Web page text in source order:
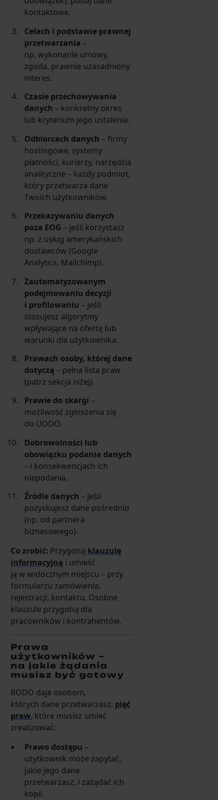
kontaktowe.
Celach i podstawie prawnej
przetwarzania –
np. wykonanie umowy,
zgoda, prawnie uzasadniony
interes.
Czasie przechowywania
danych – konkretny okres
lub kryterium jego ustalenia.
Odbiorcach danych – firmy
hostingowe, systemy
płatności, kurierzy, narzędzia
analityczne – każdy podmiot,
który przetwarza dane
Twoich użytkowników.
Przekazywaniu danych
poza EOG – jeśli korzystasz
np. z usług amerykańskich
dostawców (Google
Analytics, Mailchimp).
Zautomatyzowanym
podejmowaniu decyzji
i profilowaniu – jeśli
stosujesz algorytmy
wpływające na ofertę lub
warunki dla użytkownika.
Prawach osoby, której dane
dotyczą – pełna lista praw
(patrz sekcja niżej).
Prawie do skargi –
możliwość zgłoszenia się
do UODO.
Dobrowolności lub
obowiązku podania danych
– i konsekwencjach ich
niepodania.
Źródle danych – jeśli
pozyskujesz dane pośrednio
(np. od partnera
biznesowego).
Co zrobić: Przygotuj klauzulę
informacyjną i umieść
ją w widocznym miejscu – przy
formularzu zamówienia,
rejestracji, kontaktu. Osobne
klauzule przygotuj dla
pracowników i kontrahentów.
Prawa
użytkowników –
na jakie żądania
musisz być gotowy
RODO daje osobom,
których dane przetwarzasz, pięć
praw, które musisz umieć
zrealizować:
Prawo dostępu –
użytkownik może zapytać,
jakie jego dane
przetwarzasz, i zażądać ich
kopii.